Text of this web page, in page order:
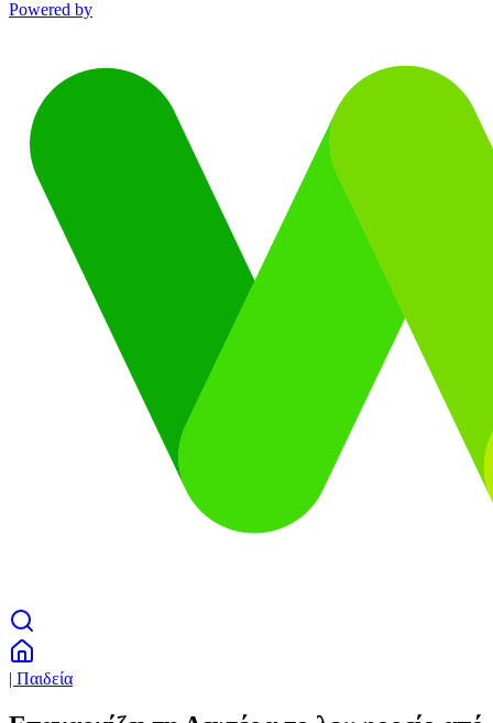
Powered by
| Παιδεία